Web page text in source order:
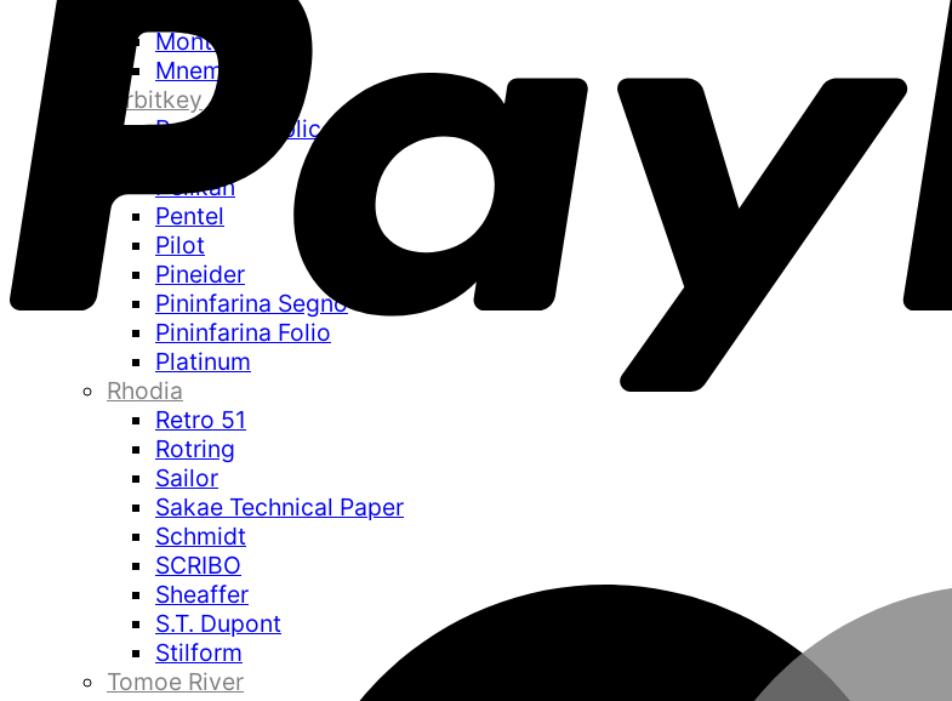
Montegrappa
Mnemosyne
Orbitkey
Paper Republic
Pelikan
Pentel
Pilot
Pineider
Pininfarina Segno
Pininfarina Folio
Platinum
Rhodia
Retro 51
Rotring
Sailor
Sakae Technical Paper
Schmidt
SCRIBO
Sheaffer
S.T. Dupont
Stilform
Tomoe River